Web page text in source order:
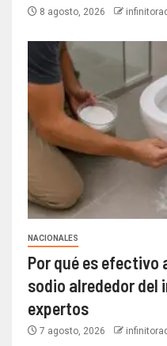
8 agosto, 2026
NACIONALES
Por qué es
sodio alrededor del
expertos
7 agosto, 2026